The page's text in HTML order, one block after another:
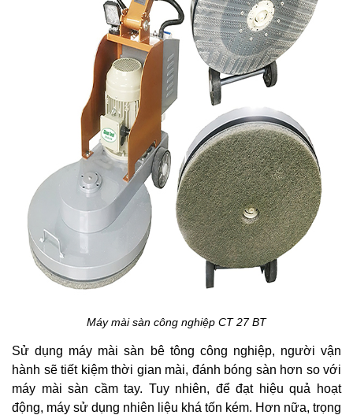
Máy mài sàn công nghiệp CT 27 BT
Sử dụng máy mài sàn bê tông công nghiệp, người vận
hành sẽ tiết kiệm thời gian mài, đánh bóng sàn hơn so với
máy mài sàn cầm tay. Tuy nhiên, để đạt hiệu quả hoạt
động, máy sử dụng nhiên liệu khá tốn kém. Hơn nữa, trọng